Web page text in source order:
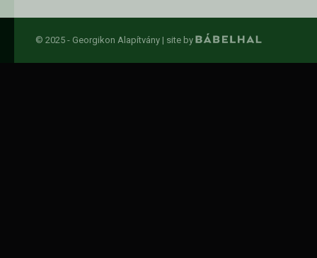
© 2025 - Georgikon Alapítvány | site by